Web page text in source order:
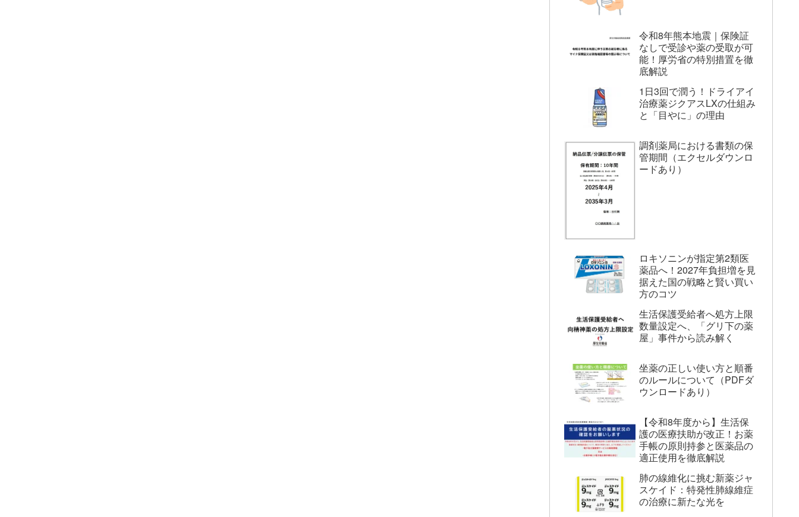
令和8年熊本地震｜保険証
なしで受診や薬の受取が可
能！厚労省の特別措置を徹
底解説
1日3回で潤う！ドライアイ
治療薬ジクアスLXの仕組み
と「目やに」の理由
調剤薬局における書類の保
管期間（エクセルダウンロ
ードあり）
ロキソニンが指定第2類医
薬品へ！2027年負担増を見
据えた国の戦略と賢い買い
方のコツ
生活保護受給者へ処方上限
数量設定へ、「グリ下の薬
屋」事件から読み解く
坐薬の正しい使い方と順番
のルールについて（PDFダ
ウンロードあり）
【令和8年度から】生活保
護の医療扶助が改正！お薬
手帳の原則持参と医薬品の
適正使用を徹底解説
肺の線維化に挑む新薬ジャ
スケイド：特発性肺線維症
の治療に新たな光を